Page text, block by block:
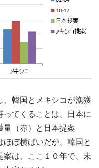
、韓国とメキシコが漁獲
ってくることは、日本に
量（赤）と日本提案
ほぼ横ばいだが、韓国と
案は、ここ１０年で、未